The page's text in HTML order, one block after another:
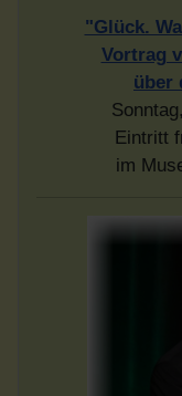
"Glück.
Vortrag
über
Eintritt
im